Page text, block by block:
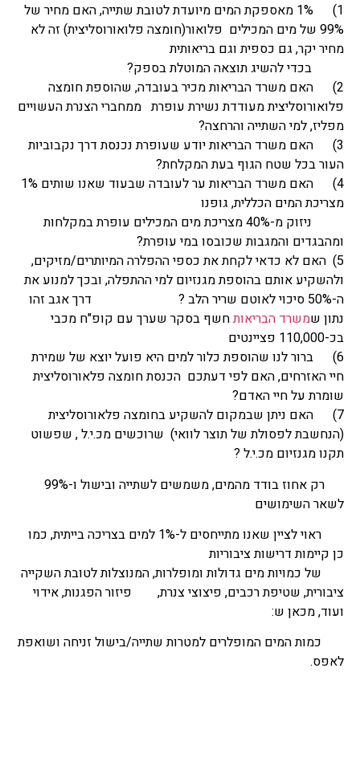
1) 1% מאספקת המים מיועדת לטובת שתייה, האם מחיר של
99% של מים המכילים פלואור(חומצה פלואורוסליצית) זה לא
מחיר יקר, גם כספית וגם בריאותית
בכדי להשיג תוצאה המוטלת בספק?
2) האם משרד הבריאות מכיר בעובדה, שהוספת חומצה
פלואורוסליצית מעודדת נשירת עופרת ממחברי הצנרת העשויים
מפליז, למי השתייה והרחצה?
3) האם משרד הבריאות יודע שעופרת נכנסת דרך נקבוביות
העור בכל שטח הגוף בעת המקלחת?
4) האם משרד הבריאות ער לעובדה שבעוד שאנו שותים 1%
מצריכת המים הכללית, גופנו
ניזוק מ-40% מצריכת מים המכילים עופרת במקלחות
ומהבגדים והמגבות שכובסו במי עופרת?
5) האם לא כדאי לקחת את כספי ההפלרה המיותרים/מזיקים,
ולהשקיע אותם בהוספת מגנזיום למי ההתפלה, ובכך למנוע את
ה-50% סיכוי לאוטם שריר הלב ? דרך אגב זהו
נתון ש משרד הבריאותחשף בסקר שערך עם קופ"ח מכבי
בכ-110,000 פציינטים
6) ברור לנו שהוספת כלור למים היא פועל יוצא של שמירת
חיי האזרחים, האם לפי דעתכם הכנסת חומצה פלאורוסליצית
שומרת על חיי האדם?
7) האם ניתן שבמקום להשקיע בחומצה פלאורוסליצית
(הנחשבת לפסולת של תוצר לוואי) שרוכשים מכ.י.ל , שפשוט
תקנו מגנזיום מכ.י.ל ?
רק אחוז בודד מהמים, משמשים לשתייה ובישול ו-99%
לשאר השימושים
ראוי לציין שאנו מתייחסים ל-1% למים בצריכה בייתית, כמו
כן קיימות דרישות ציבוריות
של כמויות מים גדולות ומופלרות, המנוצלות לטובת השקייה
ציבורית, שטיפת רכבים, פיצוצי צנרת, פיזור הפגנות, אידוי
ועוד, מכאן ש:
כמות המים המופלרים למטרות שתייה/בישול זניחה ושואפת
לאפס.